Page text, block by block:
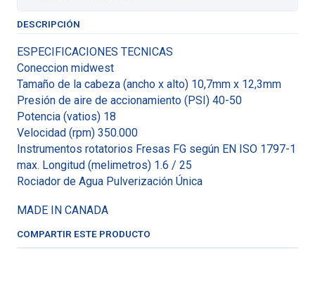
DESCRIPCIÓN
ESPECIFICACIONES TECNICAS
Coneccion midwest
Tamaño de la cabeza (ancho x alto) 10,7mm x 12,3mm
Presión de aire de accionamiento (PSI) 40-50
Potencia (vatios) 18
Velocidad (rpm) 350.000
Instrumentos rotatorios Fresas FG según EN ISO 1797-1
max. Longitud (melimetros) 1.6 / 25
Rociador de Agua Pulverización Única
MADE IN CANADA
COMPARTIR ESTE PRODUCTO